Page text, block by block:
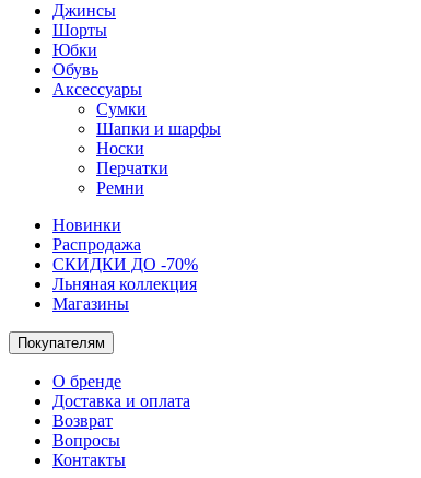
Джинсы
Шорты
Юбки
Обувь
Аксессуары
Сумки
Шапки и шарфы
Носки
Перчатки
Ремни
Новинки
Распродажа
СКИДКИ ДО -70%
Льняная коллекция
Магазины
Покупателям
О бренде
Доставка и оплата
Возврат
Вопросы
Контакты